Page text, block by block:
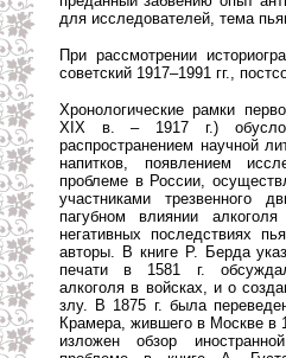
для исследователей, тема
При рассмотрении
советский 1917–1991 гг.,
Хронологические рамки
XIX в. – 1917 г.)
распространением научной
напитков, появлением
проблеме в России,
участниками трезвенного
пагубном влиянии
негативных последствиях
авторы. В книге Р. Берда
печати в 1581 г.
алкоголя в войсках, и о
злу. В 1875 г. была
Крамера, жившего в Москве в
изложен обзор